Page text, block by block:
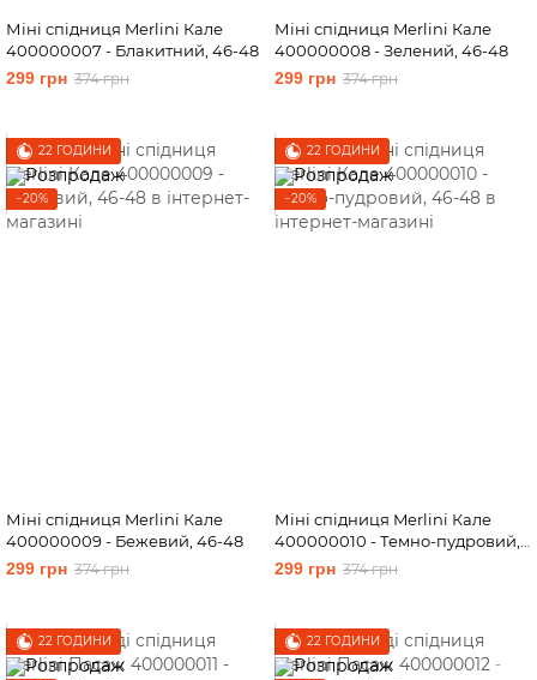
Міні спідниця Merlini Кале
400000007 - Блакитний, 46-48
299 грн 374 грн
Міні спідниця Merlini Кале
400000008 - Зелений, 46-48
299 грн 374 грн
22 ГОДИНИ
−20%
Міні спідниця Merlini Кале
400000009 - Бежевий, 46-48
299 грн 374 грн
22 ГОДИНИ
−20%
Міні спідниця Merlini Кале
400000010 - Темно-пудровий,
46-48
299 грн 374 грн
22 ГОДИНИ 22 ГОДИНИ